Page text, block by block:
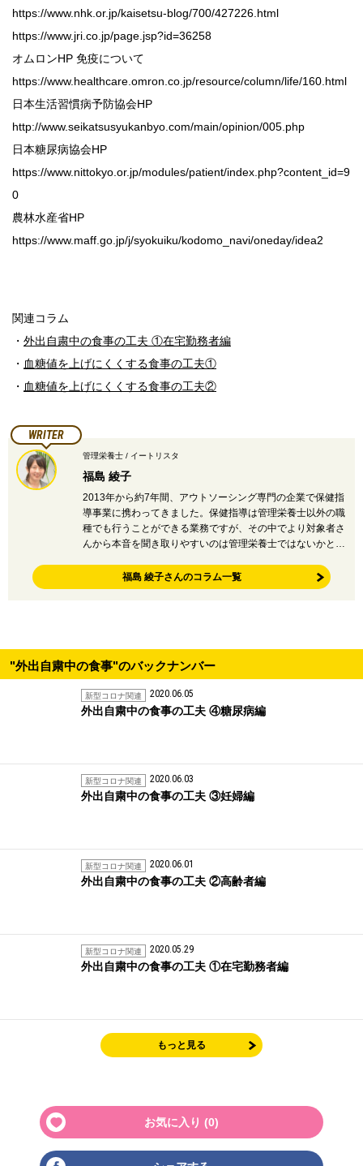
https://www.nhk.or.jp/kaisetsu-blog/700/427226.html
https://www.jri.co.jp/page.jsp?id=36258
オムロンHP 免疫について
https://www.healthcare.omron.co.jp/resource/column/life/160.html
日本生活習慣病予防協会HP
http://www.seikatsusyukanbyo.com/main/opinion/005.php
日本糖尿病協会HP
https://www.nittokyo.or.jp/modules/patient/index.php?content_id=9
0
農林水産省HP
https://www.maff.go.jp/j/syokuiku/kodomo_navi/oneday/idea2
関連コラム
・ 外出自粛中の食事の工夫 ①在宅勤務者編
・ 血糖値を上げにくくする食事の工夫①
・ 血糖値を上げにくくする食事の工夫②
WRITER
管理栄養士 / イートリスタ
福島 綾子
2013年から約7年間、アウトソーシング専門の企業で保健指
導事業に携わってきました。保健指導は管理栄養士以外の職
種でも行うことができる業務ですが、その中でより対象者さ
んから本音を聞き取りやすいのは管理栄養士ではないかと…
福島 綾子さんのコラム一覧
"外出自粛中の食事"のバックナンバー
新型コロナ関連 2020.06.05
外出自粛中の食事の工夫 ④糖尿病編
新型コロナ関連 2020.06.03
外出自粛中の食事の工夫 ③妊婦編
新型コロナ関連 2020.06.01
外出自粛中の食事の工夫 ②高齢者編
新型コロナ関連 2020.05.29
外出自粛中の食事の工夫 ①在宅勤務者編
もっと見る
お気に入り (0)